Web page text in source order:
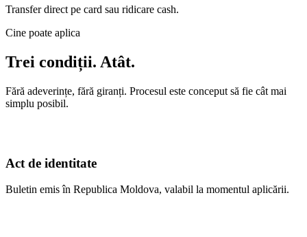
Transfer direct pe card sau ridicare cash.
Cine poate aplica
Trei condiții. Atât.
Fără adeverințe, fără giranți. Procesul este conceput să fie cât mai
simplu posibil.
Act de identitate
Buletin emis în Republica Moldova, valabil la momentul aplicării.